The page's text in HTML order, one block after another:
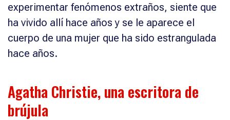
experimentar fenómenos extraños, siente que
ha vivido allí hace años y se le aparece el
cuerpo de una mujer que ha sido estrangulada
hace años.
Agatha Christie, una escritora de
brújula